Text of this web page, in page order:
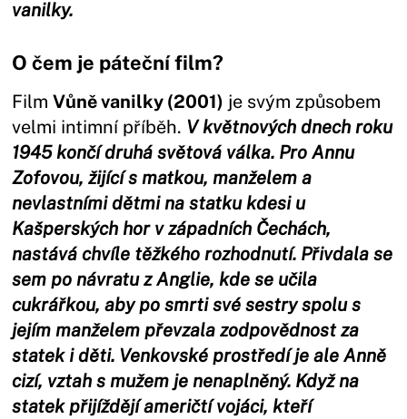
vanilky.
O čem je páteční film?
FilmVůně vanilky (2001) je svým způsobem
velmi intimní příběh. V květnových dnech roku
1945 končí druhá světová válka. Pro Annu
Zofovou, žijící s matkou, manželem a
nevlastními dětmi na statku kdesi u
Kašperských hor v západních Čechách,
nastává chvíle těžkého rozhodnutí. Přivdala se
sem po návratu z Anglie, kde se učila
cukrářkou, aby po smrti své sestry spolu s
jejím manželem převzala zodpovědnost za
statek i děti. Venkovské prostředí je ale Anně
cizí, vztah s mužem je nenaplněný. Když na
statek přijíždějí američtí vojáci, kteří